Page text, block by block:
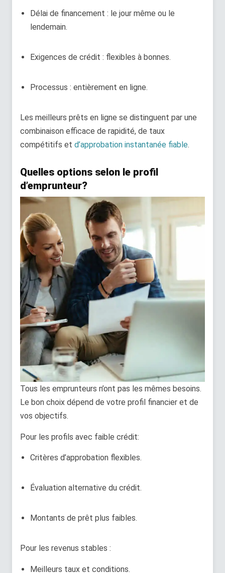
Délai de financement : le jour même ou le
lendemain.
Exigences de crédit : flexibles à bonnes.
Processus : entièrement en ligne.
Les meilleurs prêts en ligne se distinguent par une
combinaison efficace de rapidité, de taux
compétitifs et d’approbation instantanée fiable.
Quelles options selon le profil
d’emprunteur?
Tous les emprunteurs n’ont pas les mêmes besoins.
Le bon choix dépend de votre profil financier et de
vos objectifs.
Pour les profils avec faible crédit:
Critères d’approbation flexibles.
Évaluation alternative du crédit.
Montants de prêt plus faibles.
Pour les revenus stables :
Meilleurs taux et conditions.